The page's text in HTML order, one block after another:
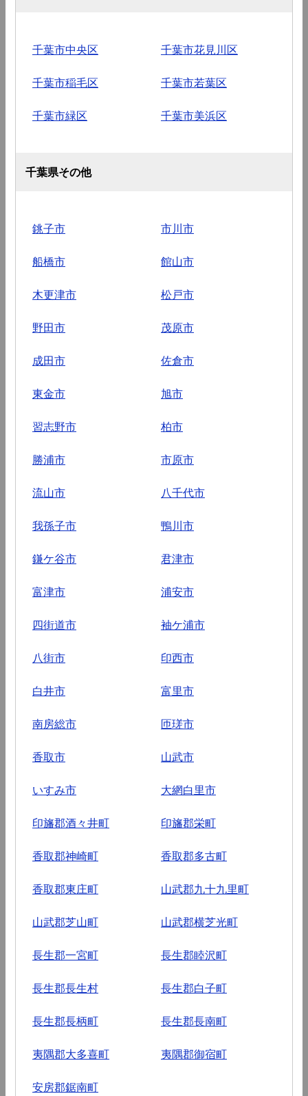
千葉市中央区 千葉市花見川区
千葉市稲毛区 千葉市若葉区
千葉市緑区 千葉市美浜区
千葉県その他
銚子市 市川市
船橋市 館山市
木更津市 松戸市
野田市 茂原市
成田市 佐倉市
東金市 旭市
習志野市 柏市
勝浦市 市原市
流山市 八千代市
我孫子市 鴨川市
鎌ケ谷市 君津市
富津市 浦安市
四街道市 袖ケ浦市
八街市 印西市
白井市 富里市
南房総市 匝瑳市
香取市 山武市
いすみ市 大網白里市
印旛郡酒々井町 印旛郡栄町
香取郡神崎町 香取郡多古町
香取郡東庄町 山武郡九十九里町
山武郡芝山町 山武郡横芝光町
長生郡一宮町 長生郡睦沢町
長生郡長生村 長生郡白子町
長生郡長柄町 長生郡長南町
夷隅郡大多喜町 夷隅郡御宿町
安房郡鋸南町